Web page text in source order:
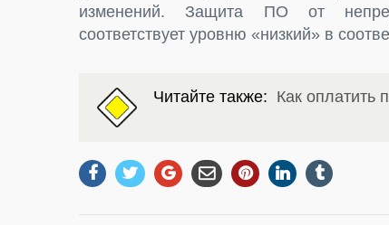
изменений. Защита ПО от
соответствует уровню «низкий» в
Читайте также: Как оплатить